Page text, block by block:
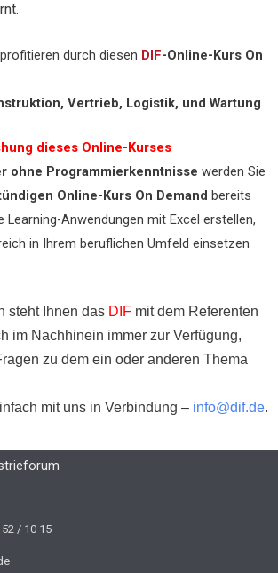
durch diesen DIF-Online-Kurs On
Vertrieb, Logistik, und Wartung
dieses Online-Kurses
ohne Programmierkenntnisse werden Sie
Online-Kurs On Demand bereits
Learning-Anwendungen mit Excel erstellen,
in Ihrem beruflichen Umfeld einsetzen
steht Ihnen das DIF mit dem Referenten
im Nachhinein immer zur Verfügung,
zu dem ein oder anderen Thema
mit uns in Verbindung – info@dif.de.
/ 10 15